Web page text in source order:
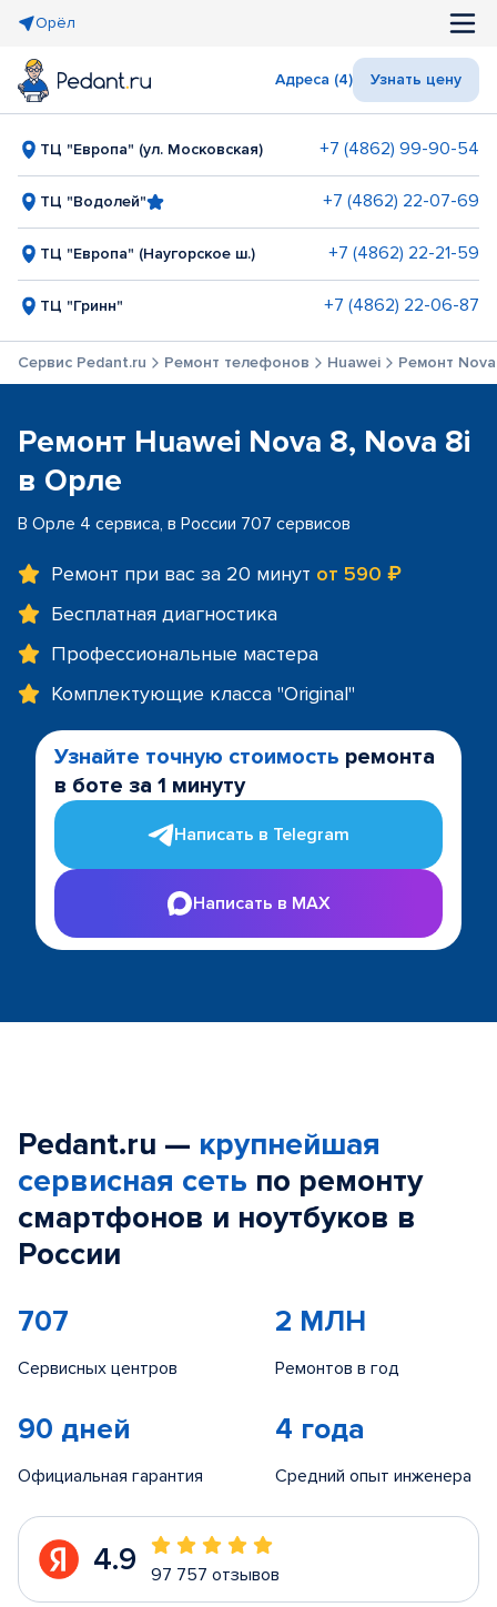
Орёл
Адреса (4) Узнать цену
ТЦ "Европа" (ул. Московская) +7 (4862) 99-90-54
ТЦ "Водолей" +7 (4862) 22-07-69
ТЦ "Европа" (Наугорское ш.) +7 (4862) 22-21-59
ТЦ "Гринн" +7 (4862) 22-06-87
Сервис Pedant.ru Ремонт телефонов Huawei Ремонт
Ремонт Huawei Nova 8, Nova 8i
в Орле
В Орле 4 сервиса, в России 707 сервисов
Ремонт при вас за 20 минут от 590 ₽
Бесплатная диагностика
Профессиональные мастера
Комплектующие класса "Original"
Узнайте точную стоимость ремонта
в боте за 1 минуту
Написать в Telegram
Написать в MAX
Pedant.ru — крупнейшая
сервисная сеть по ремонту
смартфонов и ноутбуков в
России
707
Сервисных центров
2 МЛН
Ремонтов в год
90 дней
Официальная гарантия
4 года
Средний опыт инженера
4.9 97 757 отзывов